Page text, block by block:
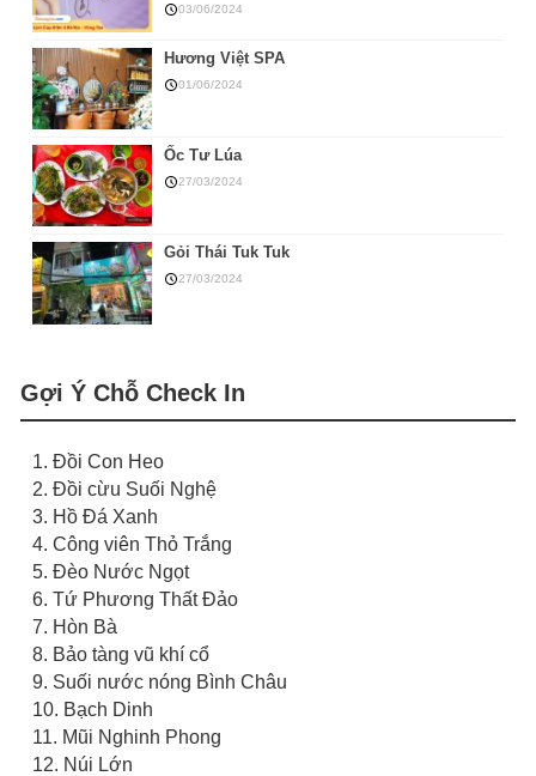
03/06/2024
Hương Việt SPA
01/06/2024
Ốc Tư Lúa
27/03/2024
Gỏi Thái Tuk Tuk
27/03/2024
Gợi Ý Chỗ Check In
1. Đồi Con Heo
2. Đồi cừu Suối Nghệ
3. Hồ Đá Xanh
4. Công viên Thỏ Trắng
5. Đèo Nước Ngọt
6. Tứ Phương Thất Đảo
7. Hòn Bà
8. Bảo tàng vũ khí cổ
9. Suối nước nóng Bình Châu
10. Bạch Dinh
11. Mũi Nghinh Phong
12. Núi Lớn